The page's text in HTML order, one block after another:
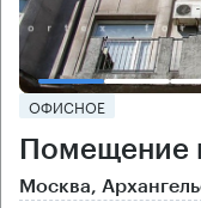
ОФИСНОЕ
Помещение
Москва,